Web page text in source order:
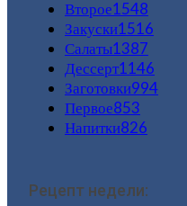
Второе1548
Закуски1516
Салаты1387
Дессерт1146
Заготовки994
Первое853
Напитки826
Рецепт недели: